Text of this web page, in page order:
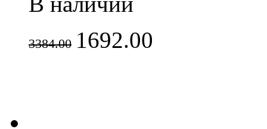
3384.00 1692.00